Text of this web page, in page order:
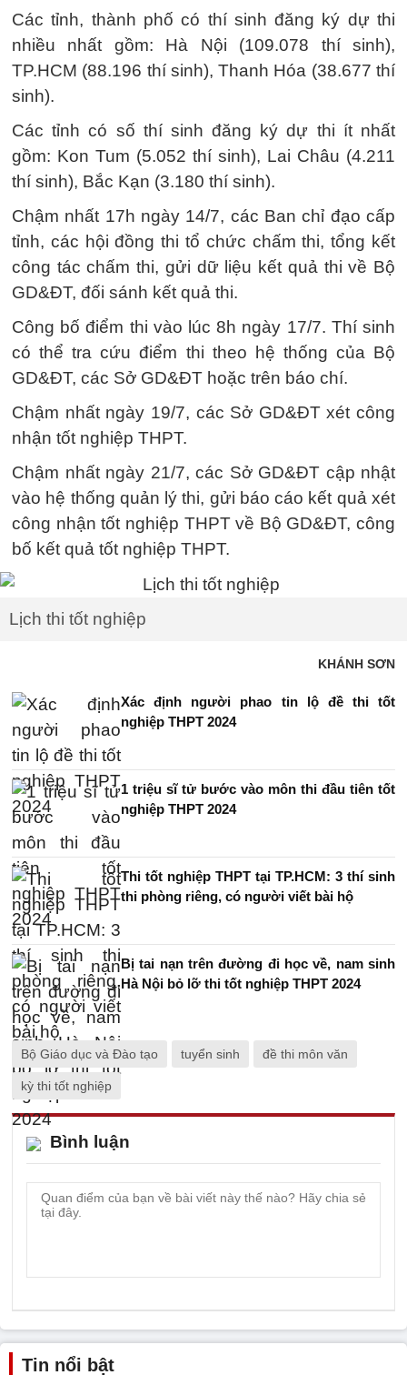
Các tỉnh, thành phố có thí sinh đăng ký dự thi
nhiều nhất gồm: Hà Nội (109.078 thí sinh),
TP.HCM (88.196 thí sinh), Thanh Hóa (38.677 thí
sinh).
Các tỉnh có số thí sinh đăng ký dự thi ít nhất
gồm: Kon Tum (5.052 thí sinh), Lai Châu (4.211
thí sinh), Bắc Kạn (3.180 thí sinh).
Chậm nhất 17h ngày 14/7, các Ban chỉ đạo cấp
tỉnh, các hội đồng thi tổ chức chấm thi, tổng kết
công tác chấm thi, gửi dữ liệu kết quả thi về Bộ
GD&ĐT, đối sánh kết quả thi.
Công bố điểm thi vào lúc 8h ngày 17/7. Thí sinh
có thể tra cứu điểm thi theo hệ thống của Bộ
GD&ĐT, các Sở GD&ĐT hoặc trên báo chí.
Chậm nhất ngày 19/7, các Sở GD&ĐT xét công
nhận tốt nghiệp THPT.
Chậm nhất ngày 21/7, các Sở GD&ĐT cập nhật
vào hệ thống quản lý thi, gửi báo cáo kết quả xét
công nhận tốt nghiệp THPT về Bộ GD&ĐT, công
bố kết quả tốt nghiệp THPT.
Lịch thi tốt nghiệp
KHÁNH SƠN
Xác định người phao tin lộ đề thi tốt
nghiệp THPT 2024
1 triệu sĩ tử bước vào môn thi đầu tiên tốt
nghiệp THPT 2024
Thi tốt nghiệp THPT tại TP.HCM: 3 thí sinh
thi phòng riêng, có người viết bài hộ
Bị tai nạn trên đường đi học về, nam sinh
Hà Nội bỏ lỡ thi tốt nghiệp THPT 2024
Bộ Giáo dục và Đào tạo tuyển sinh đề thi môn văn
kỳ thi tốt nghiệp
Bình luận
Tin nổi bật